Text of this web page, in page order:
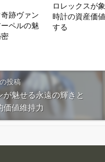
跡ヴァン
ペルの魅
ロレックスが
時計の資産価
する
投稿
魅せる永遠の輝きと
価値維持力